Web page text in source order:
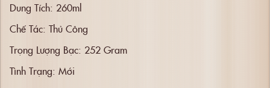
Dung Tích: 260ml
Chế Tác: Thủ Công
Trọng Lượng Bạc: 252 Gram
Tình Trạng: Mới